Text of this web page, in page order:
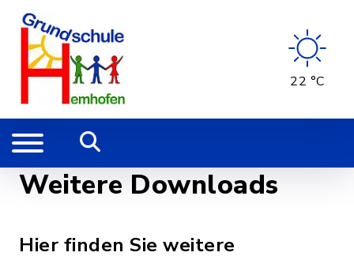
22 °C
Weitere Downloads
Hier finden Sie weitere